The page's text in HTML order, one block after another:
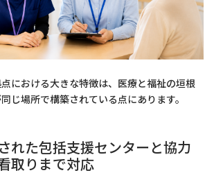
における大きな特徴は、医療と福祉の垣根
じ場所で構築されている点にあります。
れた包括支援センターと協力
取りまで対応